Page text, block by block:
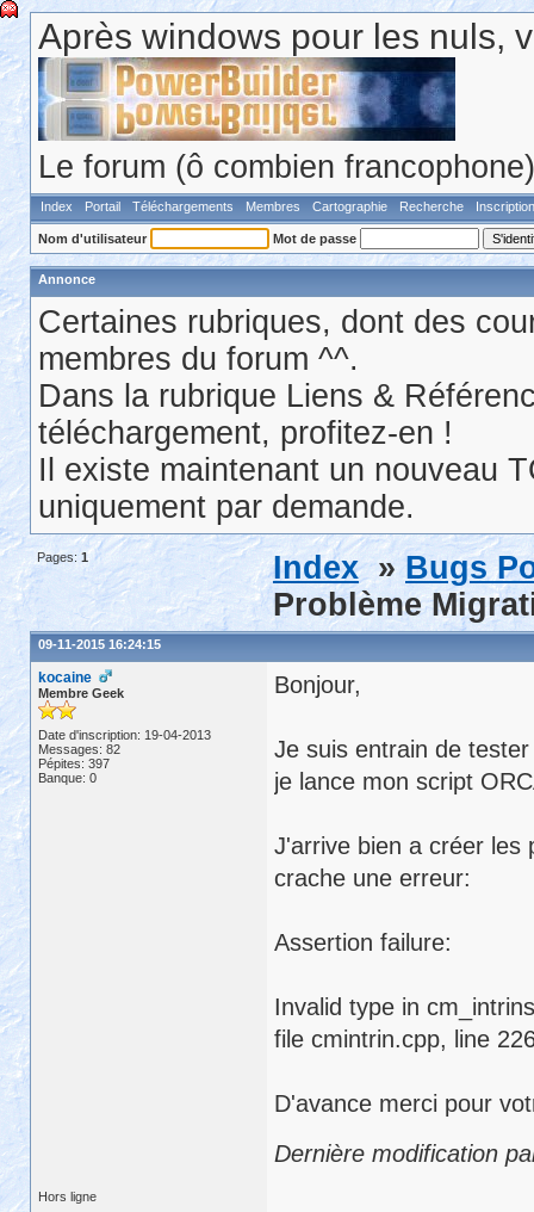
Après windows pour les nuls,
Le forum (ô combien
Index Portail Téléchargements Membres Cartographie Recherche Inscription
Nom d'utilisateur Mot de passe
Annonce
Certaines rubriques, dont des
membres du forum ^^.
Dans la rubrique Liens &
téléchargement, profitez-en !
Il existe maintenant un nouveau
uniquement par demande.
Pages: 1 Index »Bugs
Problème
09-11-2015 16:24:15
kocaine
Membre Geek
Date d'inscription: 19-04-2013
Messages: 82
Pépites: 397
Banque: 0
Bonjour,
Je suis entrain de
je lance mon script
J'arrive bien a créer les
crache une erreur:
Assertion failure:
Invalid type in
file cmintrin.cpp, line
D'avance merci pour
Dernière modification
Hors ligne